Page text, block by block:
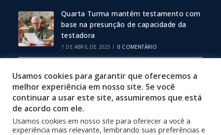
Quarta Turma mantém testamento com
base na presunção de capacidade da
testadora
1 DE ABRIL DE 2025 / 0 COMENTÁRIO
Escritura Pública ou Particular: Qual
Escolher?
19 DE FEVEREIRO DE 2025 / 0 COMENTÁRIO
Política de Privacidade
Usamos cookies para garantir que oferecemos a
melhor experiência em nosso site. Se você
continuar a usar este site, assumiremos que está
de acordo com ele.
Usamos cookies em nosso site para oferecer a você a
experiência mais relevante, lembrando suas preferências e